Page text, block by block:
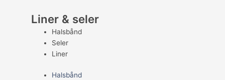
Liner & seler
Halsbånd
Seler
Liner
Halsbånd